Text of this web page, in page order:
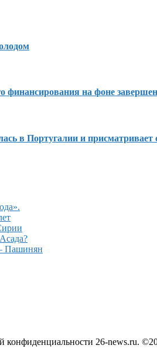
финансирования на фоне
в Португалии и присматривает
Пашинян
конфиденциальности 26-news.ru.